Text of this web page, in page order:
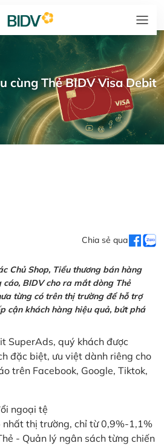
cùng Thẻ BIDV Visa Debit
Chia sẻ qua
Chủ Shop, Tiểu thương bán hàng
BIDV cho ra mắt dòng Thẻ
từng có trên thị trường để hỗ trợ
cận khách hàng hiệu quả, bứt phá
SuperAds, quý khách được
đặc biệt, ưu việt dành riêng cho
trên Facebook, Google, Tiktok,
ngoại tệ
nhất thị trường, chỉ từ 0,9%-1,1%
- Quản lý ngân sách từng chiến